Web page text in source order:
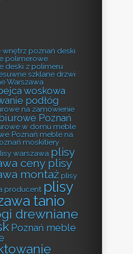
wnętrz poznań deski
polimerowe
deski z polimeru
szklane drzwi
Warszawa
woskowa
podłóg
na zamówienie
Poznań
w domu meble
Poznań meble na
moskitiery
warszawa plisy
ceny plisy
montaż plisy
producent plisy
tanio
drewniane
Poznań meble